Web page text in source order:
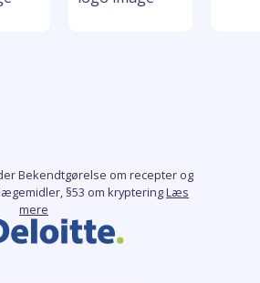
Bekendtgørelse om recepter og
§53 om krypteringLæs
mere